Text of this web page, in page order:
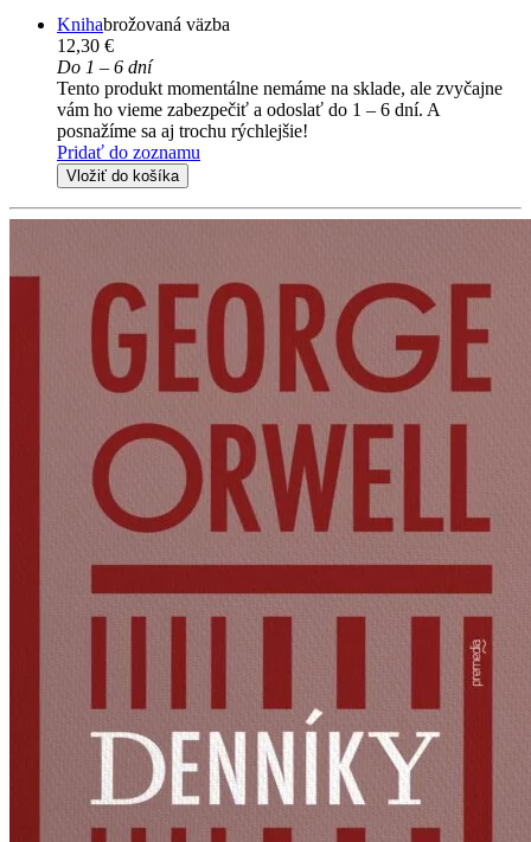
Knihabrožovaná väzba
12,30 €
Do 1 – 6 dní
Tento produkt momentálne nemáme na sklade, ale zvyčajne
vám ho vieme zabezpečiť a odoslať do 1 – 6 dní. A
posnažíme sa aj trochu rýchlejšie!
Pridať do zoznamu
Vložiť do košíka